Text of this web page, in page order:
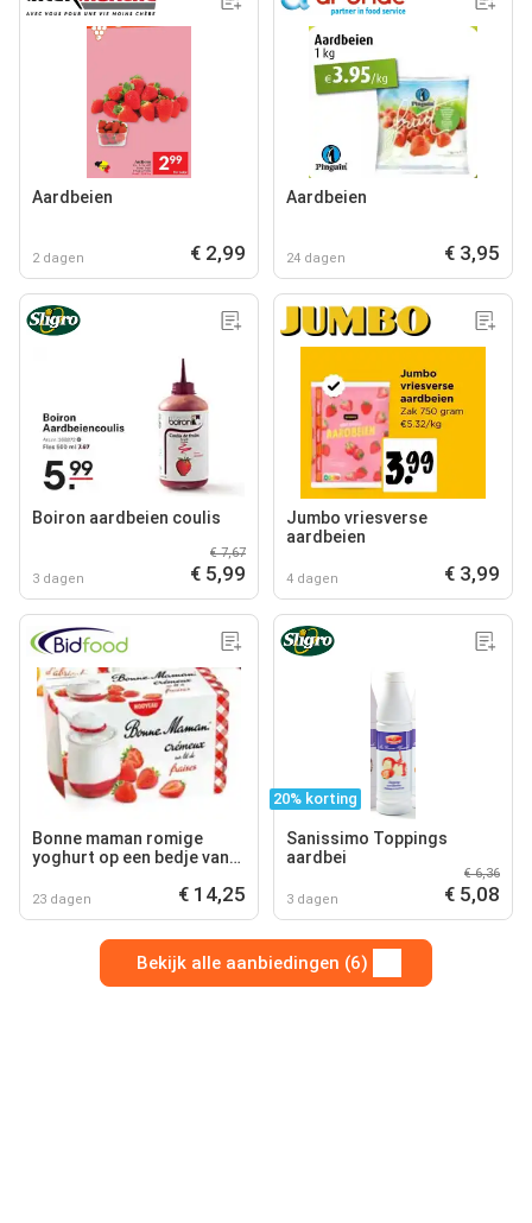
Aardbeien
2 dagen € 2,99
Aardbeien
24 dagen € 3,95
Boiron aardbeien coulis
3 dagen
€ 7,67
€ 5,99
Jumbo vriesverse
aardbeien
4 dagen € 3,99
Bonne maman romige
yoghurt op een bedje van
23 dagen € 14,25
20% korting
Sanissimo Toppings
aardbei
3 dagen
€ 6,36
€ 5,08
Bekijk alle aanbiedingen (6)